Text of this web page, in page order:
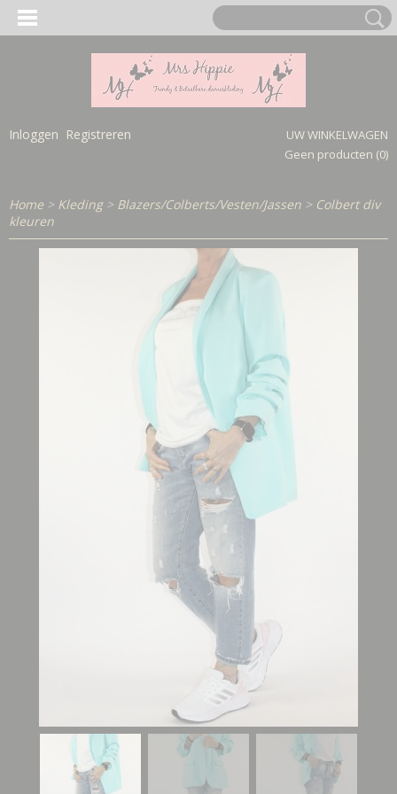
Inloggen Registreren
UW WINKELWAGEN
Geen producten (0)
Home > Kleding> Blazers/Colberts/Vesten/Jassen > Colbert div
kleuren